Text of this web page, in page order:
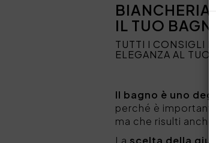
BIANCHERIA
IL TUO
TUTTI I CONSIGLI
ELEGANZA AL TUO
Il bagno è uno
perché è
ma che risulti
La scelta della